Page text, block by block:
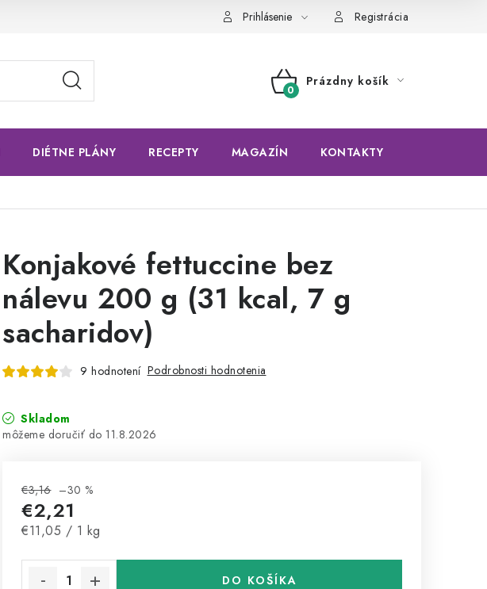
Prihlásenie Registrácia
NÁKUPNÝ
Prázdny košík
DIÉTNE PLÁNY RECEPTY MAGAZÍN KONTAKTY
Konjakové fettuccine bez
nálevu 200 g (31 kcal, 7 g
sacharidov)
9 hodnotení Podrobnosti hodnotenia
Skladom
11.8.2026
€3,16 –30 %
€2,21
Jednotková cena:
€11,05 / 1 kg
DO KOŠÍKA